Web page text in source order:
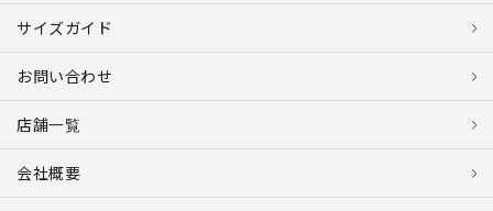
サイズガイド
お問い合わせ
店舗一覧
会社概要